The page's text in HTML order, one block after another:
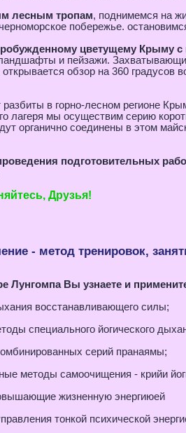
лесным тропам, поднимемся на
побережье.
цветущему Крыму с
и пейзажи.
обзор на 360 градусов
разбиты в горно-лесном регионе
лагеря мы осуществим серию
органично соединены в этом
подготовительных
Друзья!
- метод тренировок,
Лунгомпа Вы узнаете и
восстанавливающего силы;
специального йогического
серий пранаямы;
методы самоочищения - крийи
жизненную энергиюей
тонкой психической